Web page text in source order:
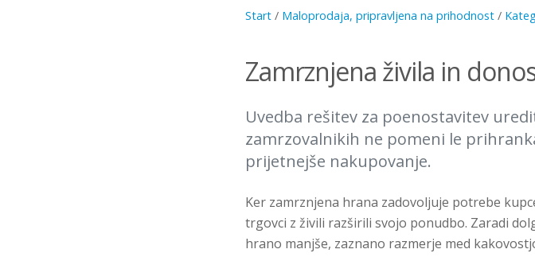
Start/ Maloprodaja, pripravljena na prihodnost/
Zamrznjena živila in
Uvedba rešitev za poenostavitev
zamrzovalnikih ne pomeni le
prijetnejše nakupovanje.
Ker zamrznjena hrana zadovoljuje potrebe
trgovci z živili razširili svojo ponudbo. Zaradi
hrano manjše, zaznano razmerje med